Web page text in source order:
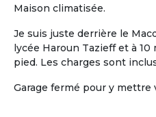
Maison climatisée.
Je suis juste derrière le
lycée Haroun Tazieff et à 10
pied. Les charges sont
Garage fermé pour y mettre